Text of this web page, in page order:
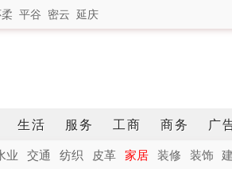
平谷 密云 延庆
生活 服务 工商 商务 广
业 交通 纺织 皮革 家居 装修 装饰